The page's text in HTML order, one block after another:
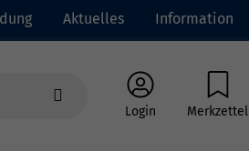
Aktuelles Information
Login Merkzettel